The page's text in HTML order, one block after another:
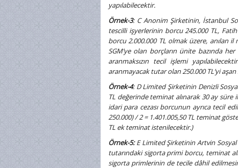
yapılabilecektir.
Örnek-3: C Anonim Şirketinin, İstanbul
tescilli işyerlerinin borcu 245.000 TL,
borcu 2.000.000 TL olmak üzere, anılan
SGM’ye olan borçların ünite bazında
aranmaksızın tecil işlemi
aranmayacak tutar olan 250.000 TL’yi aşan
Örnek-4: D Limited Şirketinin Denizli
TL değerinde teminat alınarak 30 ay
idari para cezası borcunun ayrıca tecil
250.000) / 2 = 1.401.005,50 TL teminat
TL ek teminat istenilecektir.)
Örnek-5:E Limited Şirketinin Artvin Sosyal
tutarındaki sigorta primi borcu, teminat
sigorta primlerinin de tecile dâhil